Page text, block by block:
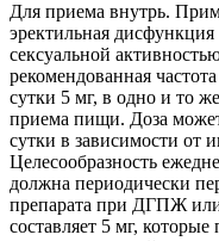
Для приема внутрь.
эректильная
сексуальной
рекомендованная
сутки 5 мг, в одно и то
приема пищи. Доза
сутки в зависимости от
Целесообразность
должна периодически
препарата при ДГПЖ
составляет 5 мг,